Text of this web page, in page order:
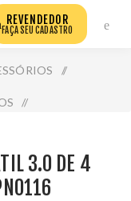
REVENDEDOR
FAÇA SEU CADASTRO
/
/
3.0 DE 4